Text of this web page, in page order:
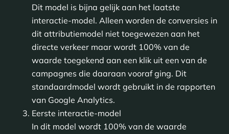
Dit model is bijna gelijk aan het laatste
interactie-model. Alleen worden de conversies in
dit attributiemodel niet toegewezen aan het
directe verkeer maar wordt 100% van de
waarde toegekend aan een klik uit een van de
campagnes die daaraan vooraf ging. Dit
standaardmodel wordt gebruikt in de rapporten
van Google Analytics.
Eerste interactie-model
In dit model wordt 100% van de waarde